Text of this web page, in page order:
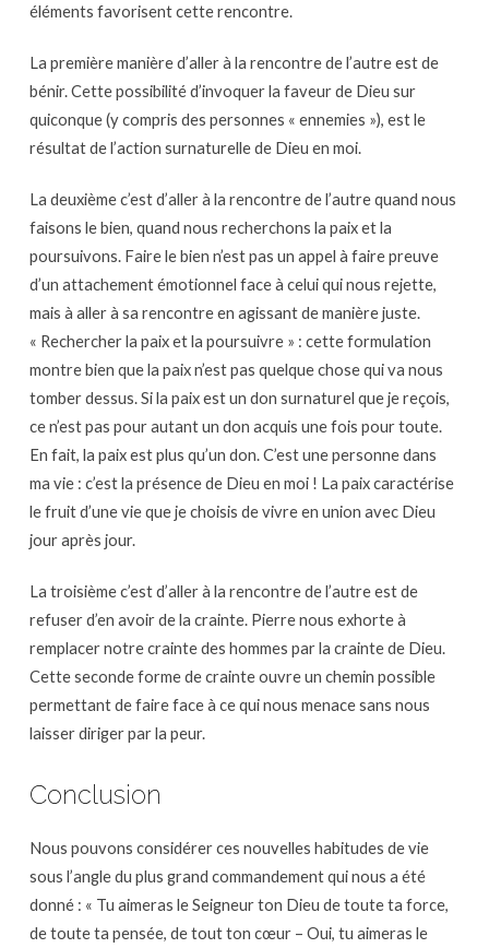
éléments favorisent cette rencontre.
La première manière d’aller à la rencontre de l’autre est de
bénir. Cette possibilité d’invoquer la faveur de Dieu sur
quiconque (y compris des personnes « ennemies »), est le
résultat de l’action surnaturelle de Dieu en moi.
La deuxième c’est d’aller à la rencontre de l’autre quand nous
faisons le bien, quand nous recherchons la paix et la
poursuivons. Faire le bien n’est pas un appel à faire preuve
d’un attachement émotionnel face à celui qui nous rejette,
mais à aller à sa rencontre en agissant de manière juste.
« Rechercher la paix et la poursuivre » : cette formulation
montre bien que la paix n’est pas quelque chose qui va nous
tomber dessus. Si la paix est un don surnaturel que je reçois,
ce n’est pas pour autant un don acquis une fois pour toute.
En fait, la paix est plus qu’un don. C’est une personne dans
ma vie : c’est la présence de Dieu en moi ! La paix caractérise
le fruit d’une vie que je choisis de vivre en union avec Dieu
jour après jour.
La troisième c’est d’aller à la rencontre de l’autre est de
refuser d’en avoir de la crainte. Pierre nous exhorte à
remplacer notre crainte des hommes par la crainte de Dieu.
Cette seconde forme de crainte ouvre un chemin possible
permettant de faire face à ce qui nous menace sans nous
laisser diriger par la peur.
Conclusion
Nous pouvons considérer ces nouvelles habitudes de vie
sous l’angle du plus grand commandement qui nous a été
donné : « Tu aimeras le Seigneur ton Dieu de toute ta force,
de toute ta pensée, de tout ton cœur – Oui, tu aimeras le